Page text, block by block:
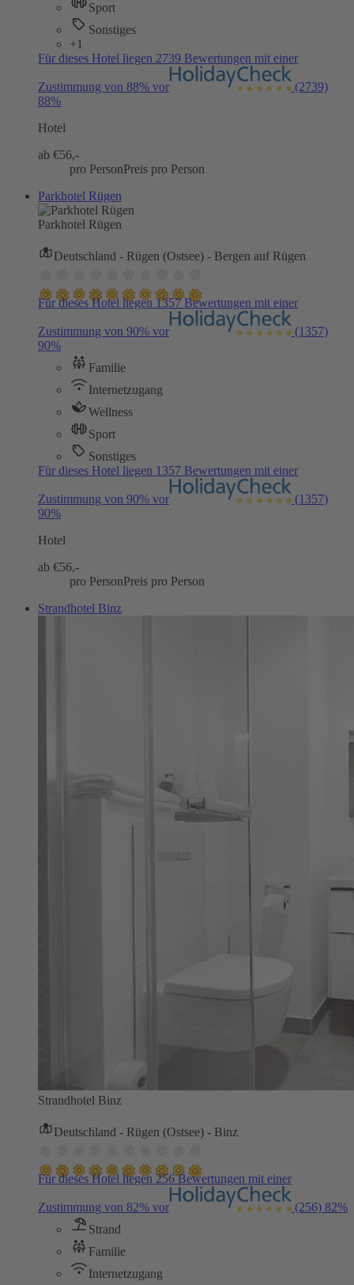
Sport
Sonstiges
+1
Für dieses Hotel liegen 2739 Bewertungen mit einer
Zustimmung von 88% vor
(2739)
88%
Hotel
ab €56,-
pro PersonPreis pro Person
Parkhotel Rügen
Parkhotel Rügen
Deutschland - Rügen (Ostsee) - Bergen auf Rügen
Für dieses Hotel liegen 1357 Bewertungen mit einer
Zustimmung von 90% vor
(1357)
90%
Familie
Internetzugang
Wellness
Sport
Sonstiges
Für dieses Hotel liegen 1357 Bewertungen mit einer
Zustimmung von 90% vor
(1357)
90%
Hotel
ab €56,-
pro PersonPreis pro Person
Strandhotel Binz
Strandhotel Binz
Deutschland - Rügen (Ostsee) - Binz
Für dieses Hotel liegen 256 Bewertungen mit einer
Zustimmung von 82% vor (256) 82%
Strand
Familie
Internetzugang